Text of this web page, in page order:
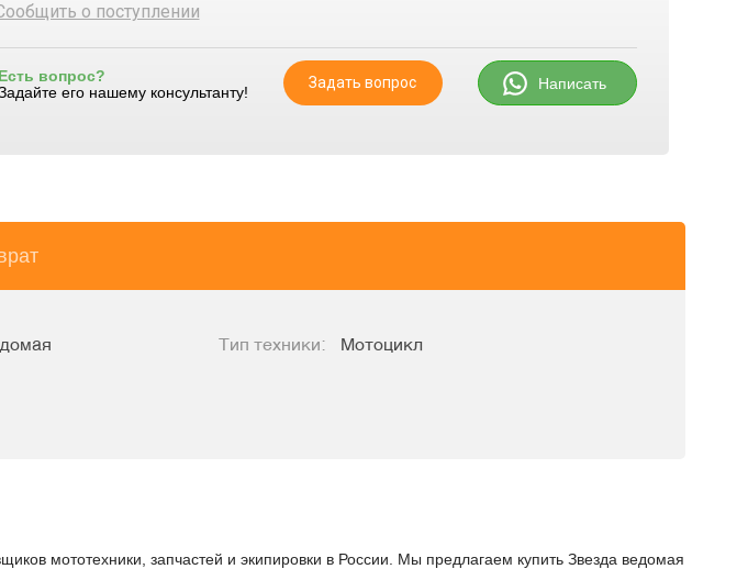
о поступлении
Есть вопрос?
его нашему консультанту!
Задать вопрос Написать
Тип техники:
Мотоцикл
мототехники, запчастей и экипировки в России. Мы предлагаем купить Звезда ведомая